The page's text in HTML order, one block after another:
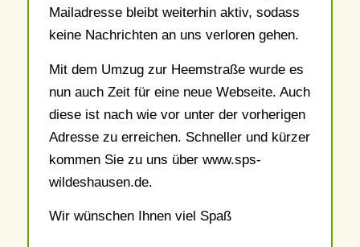
Mailadresse bleibt weiterhin aktiv, sodass
keine Nachrichten an uns verloren gehen.
Mit dem Umzug zur Heemstraße wurde es
nun auch Zeit für eine neue Webseite. Auch
diese ist nach wie vor unter der vorherigen
Adresse zu erreichen. Schneller und kürzer
kommen Sie zu uns über www.sps-
wildeshausen.de.
Wir wünschen Ihnen viel Spaß